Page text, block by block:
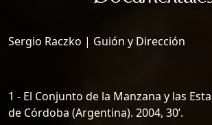
Sergio Raczko | Guión y Dirección
1 - El Conjunto de la Manzana y las
de Córdoba (Argentina). 2004, 30’.